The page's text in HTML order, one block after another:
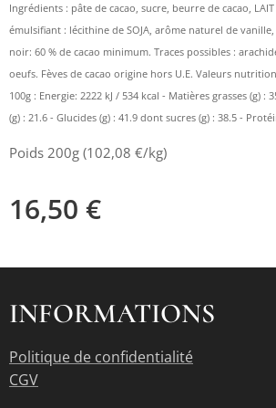
Ingrédients : pâte de cacao, sucre, beurre de cacao,
émulsifiant : lécithine de SOJA, arôme naturel de
noir: 60 % de cacao minimum. Traces possibles :
oeufs. Fèves de cacao origine hors U.E. Valeurs
100g : Energie: 2222 kJ / 534 kcal - Matières grasses (g) :
(g) : 21.6 - Glucides (g) : 41.9 dont sucres (g) : 38.5 -
Poids 200g (102,08 €/kg)
16,50 €
INFORMATIONS
Politique de confidentialité
CGV